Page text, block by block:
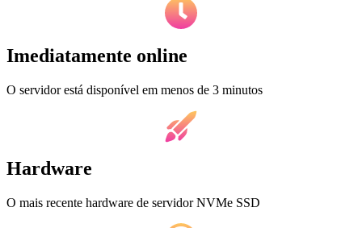
Imediatamente online
O servidor está disponível em menos de 3 minutos
Hardware
O mais recente hardware de servidor NVMe SSD